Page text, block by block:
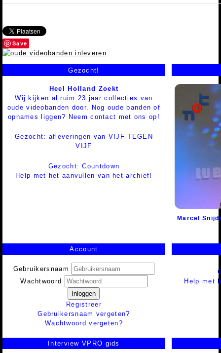
Save
Gezocht!
Heel Holland Zoekt
Wij kijken al ruim 23 jaar collecties van
oude videobanden door. Nog oude banden of
opnames liggen? Neem contact met ons op!
Gezocht: afleveringen van VIJF TEGEN
VIJF
Gezocht: Countdown
Help met het aanvullen van het archief!
Marcel
Account
Gebruikersnaam
Wachtwoord
Inloggen
Registreer
Gebruikersnaam vergeten?
Wachtwoord vergeten?
Help met
Interview VPRO gids